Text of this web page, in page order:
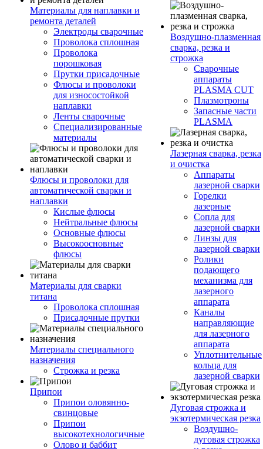
Материалы для наплавки и
ремонта деталей
Электроды сварочные
Проволока сплошная
Проволока
порошковая
Прутки присадочные
Флюсы и проволоки
для износостойкой
наплавки
Ленты сварочные
Специализированные
материалы
Флюсы и проволоки для
автоматической сварки и
наплавки
Кислые флюсы
Нейтральные флюсы
Основные флюсы
Высокоосновные
флюсы
Материалы для сварки
титана
Проволока сплошная
Присадочные прутки
Материалы специального
назначения
Строжка и резка
Припои
Припои оловянно-
свинцовые
Припои
высокотехнологичные
Олово и баббит
Воздушно-плазменная
сварка, резка и
строжка
Сварочные
аппараты
PLASMA CUT
Плазмотроны
Запасные части
PLASMA
Лазерная сварка, резка
и очистка
Аппараты
лазерной сварки
Горелки
лазерные
Сопла для
лазерной сварки
Линзы для
лазерной сварки
Ролики
подающего
механизма для
лазерного
аппарата
Каналы
направляющие
для лазерного
аппарата
Уплотнительные
кольца для
лазерной сварки
Дуговая строжка и
экзотермическая резка
Воздушно-
дуговая строжка